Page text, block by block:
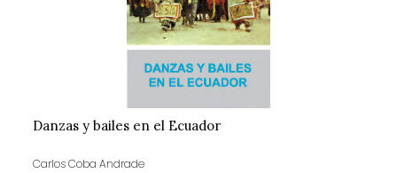
Danzas y bailes en el Ecuador
Carlos Coba Andrade